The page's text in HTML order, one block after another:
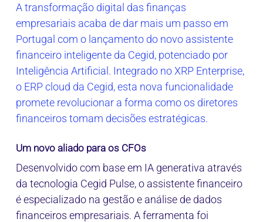
A transformação digital das finanças
empresariais acaba de dar mais um passo em
Portugal com o lançamento do novo assistente
financeiro inteligente da Cegid, potenciado por
Inteligência Artificial. Integrado no XRP Enterprise,
o ERP cloud da Cegid, esta nova funcionalidade
promete revolucionar a forma como os diretores
financeiros tomam decisões estratégicas.
Um novo aliado para os CFOs
Desenvolvido com base em IA generativa através
da tecnologia Cegid Pulse, o assistente financeiro
é especializado na gestão e análise de dados
financeiros empresariais. A ferramenta foi